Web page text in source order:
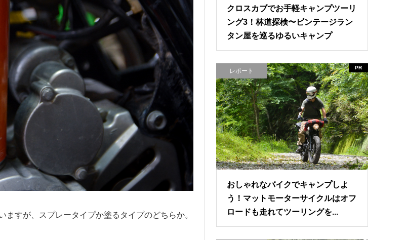
すが、スプレータイプか塗るタイプのどちらか。
クロスカブでお手軽キャンプツーリ
ング3！林道探検〜ビンテージラン
タン屋を巡るゆるいキャンプ
レポート PR
おしゃれなバイクでキャンプしよ
う！マットモーターサイクルはオフ
ロードも走れてツーリングを...